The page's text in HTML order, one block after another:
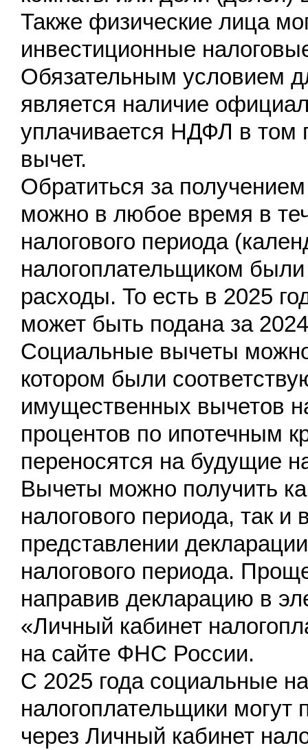
Также физические лица
инвестиционные
Обязательным условием
является наличие
уплачивается НДФЛ в том
вычет.
Обратиться за
можно в любое время в
налогового периода
налогоплательщиком
расходы. То есть в 2025
может быть подана за
Социальные вычеты можно
котором были
имущественных вычетов
процентов по ипотечным
переносятся на будущие
Вычеты можно получить
налогового периода, так и
представлении
налогового периода.
направив декларацию в
«Личный кабинет
на сайте ФНС России.
С 2025 года социальные
налогоплательщики
через Личный кабинет